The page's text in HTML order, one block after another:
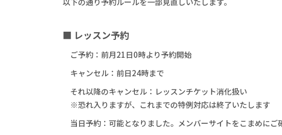
■ レッスン予約
ご予約：前月21日0時より予約開始
キャンセル：前日24時まで
それ以降のキャンセル：レッスンチケット消化扱い
※恐れ入りますが、これまでの特例対応は終了いたします
当日予約：可能となりました。メンバーサイトをこまめにご